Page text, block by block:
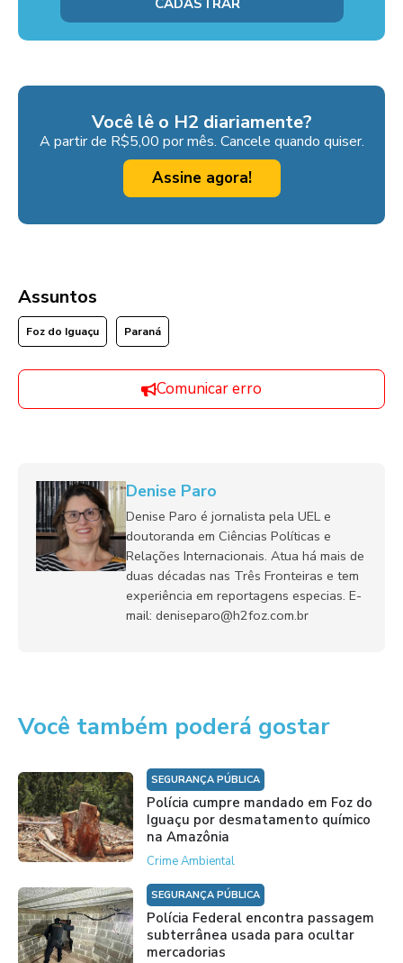
Você lê o H2 diariamente?
A partir de R$5,00 por mês. Cancele quando quiser.
Assine agora!
Assuntos
Foz do Iguaçu Paraná
Comunicar erro
Denise Paro
Denise Paro é jornalista pela UEL e
doutoranda em Ciências Políticas e
Relações Internacionais. Atua há mais de
duas décadas nas Três Fronteiras e tem
experiência em reportagens especias. E-
mail: deniseparo@h2foz.com.br
Você também poderá gostar
SEGURANÇA PÚBLICA
Polícia cumpre mandado em Foz do
Iguaçu por desmatamento químico
na Amazônia
Crime Ambiental
SEGURANÇA PÚBLICA
Polícia Federal encontra passagem
subterrânea usada para ocultar
mercadorias